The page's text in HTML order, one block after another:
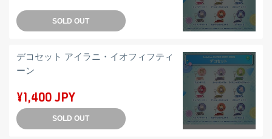
SOLD OUT
デコセット アイラニ・イオフィフティ
ーン
¥1,400 JPY
SOLD OUT